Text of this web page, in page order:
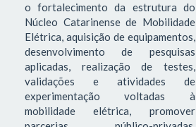
o fortalecimento da estrutura do
Núcleo Catarinense de Mobilidade
Elétrica, aquisição de equipamentos,
desenvolvimento de pesquisas
aplicadas, realização de testes,
validações e atividades de
experimentação voltadas à
mobilidade elétrica, promover